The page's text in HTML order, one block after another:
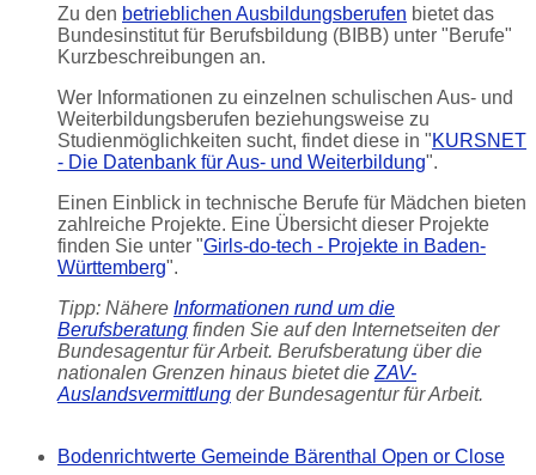
Zu den betrieblichen Ausbildungsberufen bietet das
Bundesinstitut für Berufsbildung (BIBB) unter "Berufe"
Kurzbeschreibungen an.
Wer Informationen zu einzelnen schulischen Aus- und
Weiterbildungsberufen beziehungsweise zu
Studienmöglichkeiten sucht, findet diese in "KURSNET
- Die Datenbank für Aus- und Weiterbildung".
Einen Einblick in technische Berufe für Mädchen bieten
zahlreiche Projekte. Eine Übersicht dieser Projekte
finden Sie unter "Girls-do-tech - Projekte in Baden-
Württemberg".
Tipp: Nähere Informationen rund um die
Berufsberatung finden Sie auf den Internetseiten der
Bundesagentur für Arbeit. Berufsberatung über die
nationalen Grenzen hinaus bietet dieZAV-
Auslandsvermittlung der Bundesagentur für Arbeit.
Bodenrichtwerte Gemeinde Bärenthal Open or Close